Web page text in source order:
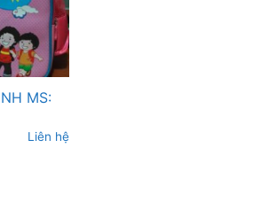
MS:
Liên hệ